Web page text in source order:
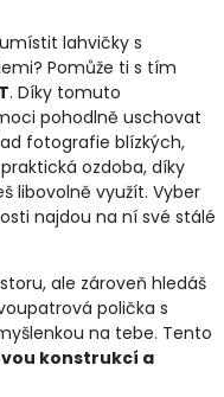
lahvičky s
Pomůže ti s tím
. Díky tomuto
pohodlně uschovat
fotografie blízkých,
ozdoba, díky
libovolně využít. Vyber
najdou na ní své stálé
ale zároveň hledáš
polička s
na tebe. Tento
konstrukcí a